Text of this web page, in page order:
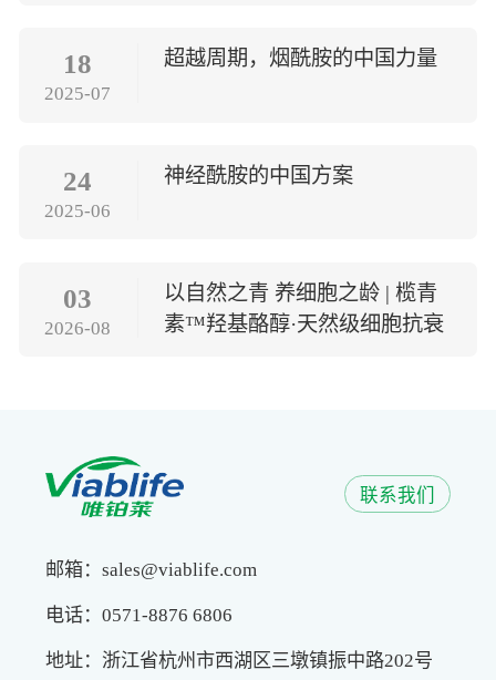
18
2025-07
超越周期，烟酰胺的中国力量
24
2025-06
神经酰胺的中国方案
03
2026-08
以自然之青 养细胞之龄 | 榄青
素™羟基酪醇·天然级细胞抗衰
联系我们
邮箱：sales@viablife.com
电话：0571-8876 6806
地址：浙江省杭州市西湖区三墩镇振中路202号